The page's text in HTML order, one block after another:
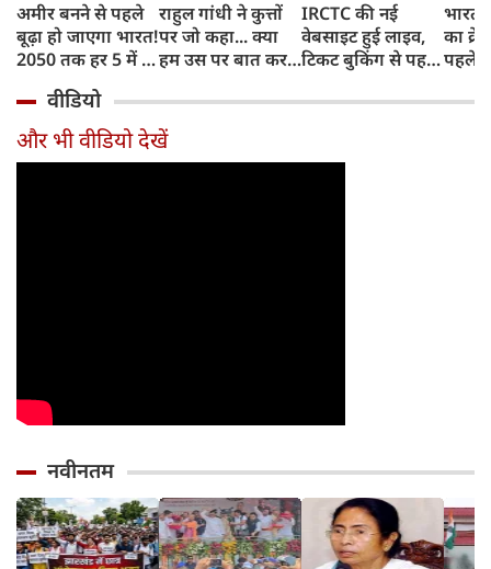
अमीर बनने से पहले
बूढ़ा हो जाएगा भारत!
2050 तक हर 5 में 1
साल से ज्यादा उम्र का
राहुल गांधी ने कुत्तों
पर जो कहा... क्या
हम उस पर बात कर
IRCTC की नई
वेबसाइट हुई लाइव,
टिकट बुकिंग से पहले
काम, जानें पूरा
भारत
का
पहले
और
वीडियो
और भी वीडियो देखें
नवीनतम